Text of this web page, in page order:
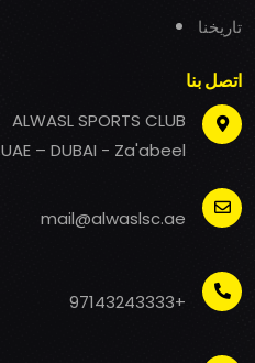
تاريخنا
اتصل بنا
ALWASL SPORTS CLUB
UAE – DUBAI - Za'abeel
mail@alwaslsc.ae
+97143243333